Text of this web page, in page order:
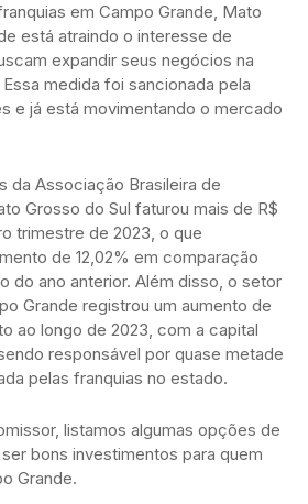
em Campo Grande, Mato
está atraindo o interesse de
expandir seus negócios na
medida foi sancionada pela
e já está movimentando o mercado
da Associação Brasileira de
Grosso do Sul faturou mais de R$
trimestre de 2023, o que
de 12,02% em comparação
do ano anterior. Além disso, o setor
Grande registrou um aumento de
ao longo de 2023, com a capital
responsável por quase metade
pelas franquias no estado.
listamos algumas opções de
bons investimentos para quem
Grande.